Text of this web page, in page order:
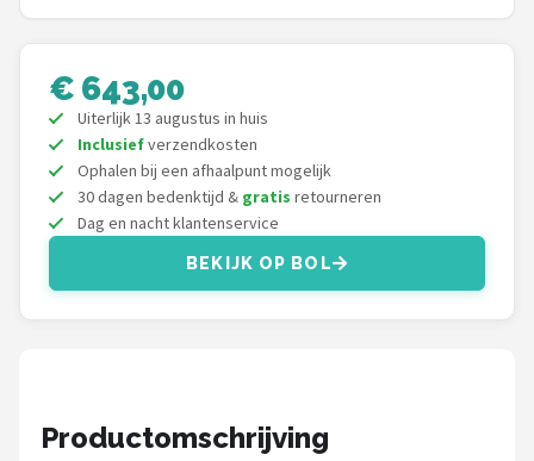
Voltano
Shimano
Cortina
€ 643,00
Uiterlijk 13 augustus in huis
Inclusiefverzendkosten
Ophalen bij een afhaalpunt mogelijk
30 dagen bedenktijd & gratis retourneren
Dag en nacht klantenservice
BEKIJK OP BOL
Productomschrijving